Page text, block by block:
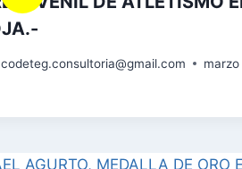
codeteg.consultoria@gmail.com